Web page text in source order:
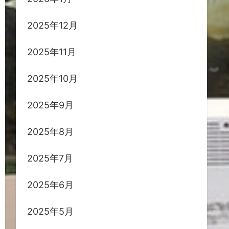
2025年12月
2025年11月
2025年10月
2025年9月
2025年8月
2025年7月
2025年6月
2025年5月